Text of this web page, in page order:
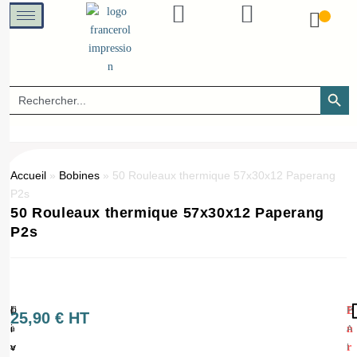
Search
for:
SEARCH
Accueil » Bobines » 50 Rouleaux thermique 57x30x12 Paperang
P2s
50 Rouleaux thermique 57x30x12 Paperang
P2s
Q
u
a
(
1
=
L
i
v
25,90€ HT
E
n
r
P
A
I